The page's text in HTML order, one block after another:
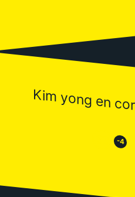
Kim yong en
😒 -4